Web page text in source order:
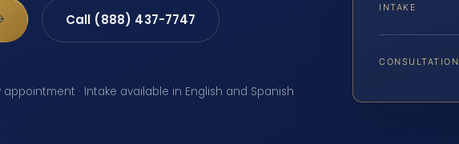
Call (888) 437-7747
· Intake available in English and Spanish
INTAKE
CONSULTATION